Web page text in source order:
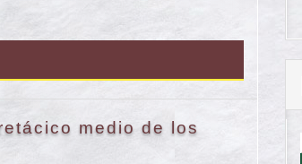
medio de los